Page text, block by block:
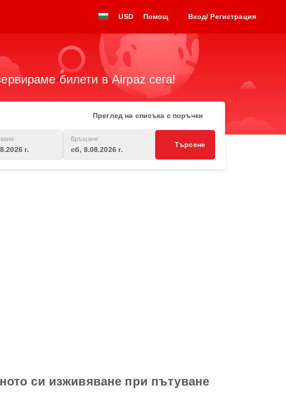
USD Помощ Вход/ Регистрация
билети в Airpaz сега!
Преглед на списъка с поръчки
г.
Връщане
сб, 8.08.2026 г.
Търсене
си изживяване при пътуване